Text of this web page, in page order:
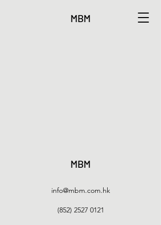
MBM
MBM
info@mbm.com.hk
(852) 2527 0121